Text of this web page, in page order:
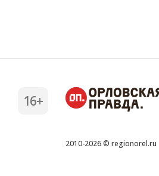
2010-2026 © regionorel.ru
16+